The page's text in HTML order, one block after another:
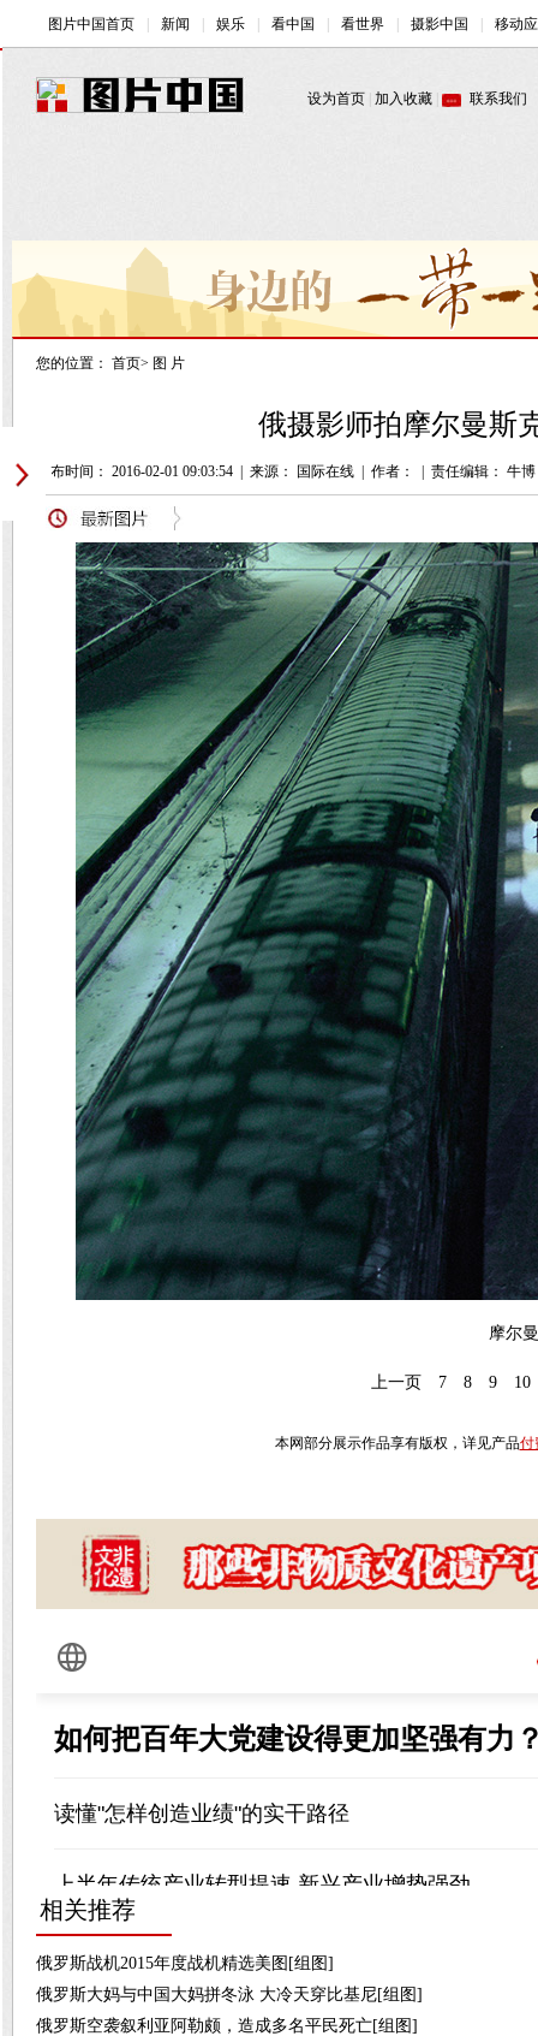
您的位置： 首页> 图 片
俄摄影师拍摩尔曼斯
发布时间： 2016-02-01 09:03:54 来源： 国际在线 作者： 责任编辑： 牛博
摩尔曼
上一页 7 8 9 10
本网部分展示作品享有版权，详见产品付
相关推荐
俄罗斯战机2015年度战机精选美图[组图]
俄罗斯大妈与中国大妈拼冬泳 大冷天穿比基尼[组图]
俄罗斯空袭叙利亚阿勒颇，造成多名平民死亡[组图]